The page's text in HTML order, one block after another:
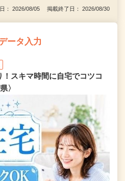
： 2026/08/05 掲載終了日： 2026/08/30
ータ入力
スキマ時間に自宅でコツコ
〉